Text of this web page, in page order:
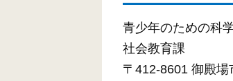
青少年のための科
社会教育課
〒412-8601 御殿